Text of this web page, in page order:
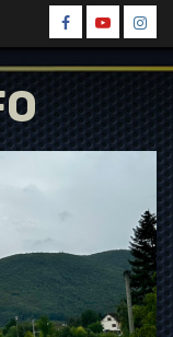
Spin
Facebook
Spin
Youtube
Spin